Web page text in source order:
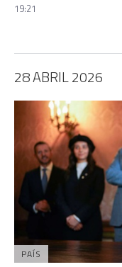
19:21
28 ABRIL 2026
PAÍS